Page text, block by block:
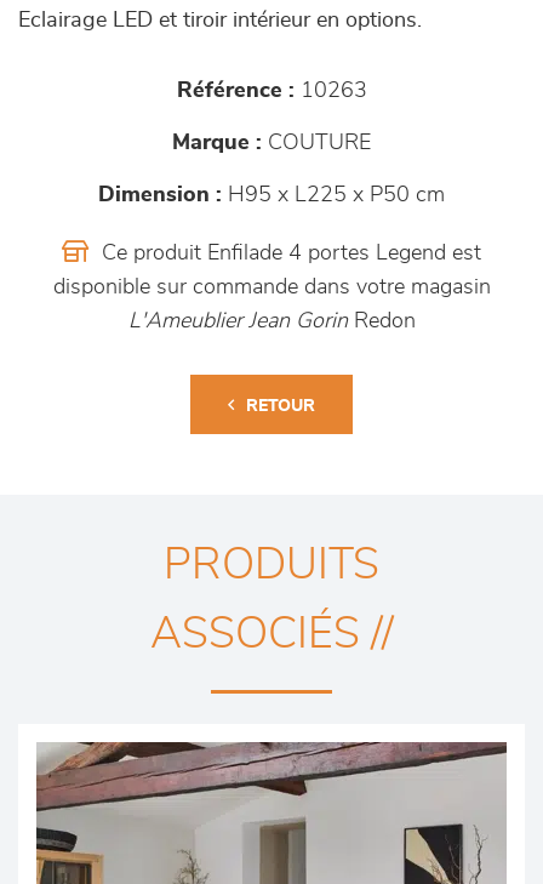
Eclairage LED et tiroir intérieur en options.
Référence : 10263
Marque : COUTURE
Dimension : H95 x L225 x P50 cm
Ce produit Enfilade 4 portes Legend est
disponible sur commande dans votre magasin
L'Ameublier Jean GorinRedon
RETOUR
PRODUITS
ASSOCIÉS //